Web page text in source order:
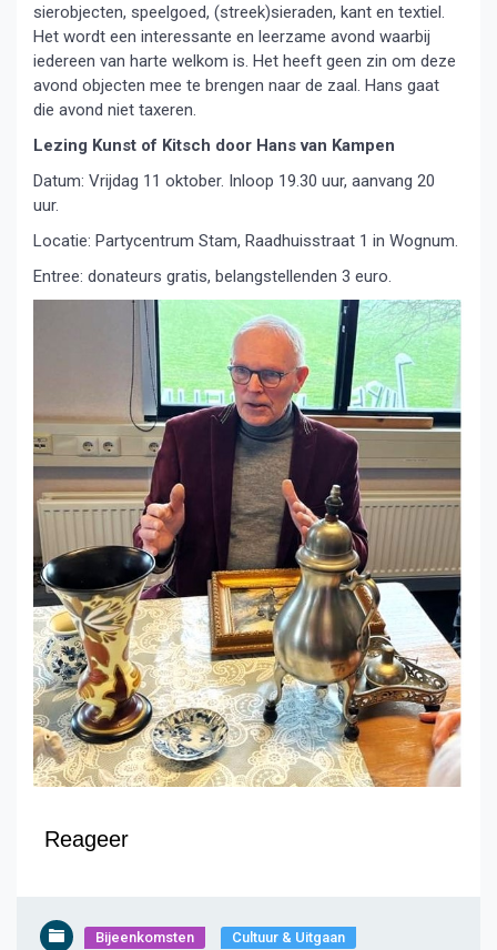
sierobjecten, speelgoed, (streek)sieraden, kant en textiel.
Het wordt een interessante en leerzame avond waarbij
iedereen van harte welkom is. Het heeft geen zin om deze
avond objecten mee te brengen naar de zaal. Hans gaat
die avond niet taxeren.
Lezing Kunst of Kitsch door Hans van Kampen
Datum: Vrijdag 11 oktober. Inloop 19.30 uur, aanvang 20
uur.
Locatie: Partycentrum Stam, Raadhuisstraat 1 in Wognum.
Entree: donateurs gratis, belangstellenden 3 euro.
Reageer
Bijeenkomsten Cultuur & Uitgaan